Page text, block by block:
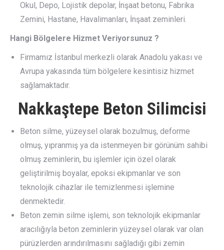
Okul, Depo, Lojistik depolar, İnşaat betonu, Fabrika
Zemini, Hastane, Havalimanları, İnşaat zeminleri.
Hangi Bölgelere Hizmet Veriyorsunuz ?
Firmamız İstanbul merkezli olarak Anadolu yakası ve
Avrupa yakasında tüm bölgelere kesintisiz hizmet
sağlamaktadır.
Nakkaştepe Beton Silimcisi
Beton silme, yüzeysel olarak bozulmuş, deforme
olmuş, yıpranmış ya da istenmeyen bir görünüm sahibi
olmuş zeminlerin, bu işlemler için özel olarak
geliştirilmiş boyalar, epoksi ekipmanlar ve son
teknolojik cihazlar ile temizlenmesi işlemine
denmektedir.
Beton zemin silme işlemi, son teknolojik ekipmanlar
aracılığıyla beton zeminlerin yüzeysel olarak var olan
pürüzlerden arındırılmasını sağladığı gibi zemin